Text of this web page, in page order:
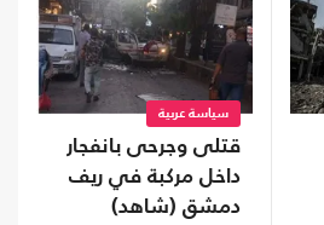
سياسة عربية
قتلى وجرحى بانفجار
داخل مركبة في ريف
دمشق (شاهد)